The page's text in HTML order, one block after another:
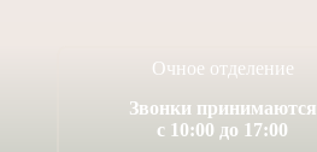
Очное отделение
Звонки принимаются
с 10:00 до 17:00